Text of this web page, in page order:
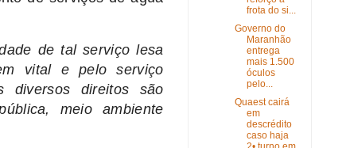
de tal serviço lesa
vital e pelo serviço
diversos direitos são
meio ambiente
frota do si...
Governo do
Maranhão
entrega
mais 1.500
óculos
pelo...
Quaest cairá
em
descrédito
caso haja